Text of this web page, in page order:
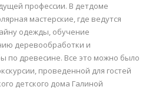
профессии. В детдоме
мастерские, где ведутся
одежды, обучение
деревообработки и
по древесине. Все это можно было
проведенной для гостей
детского дома Галиной